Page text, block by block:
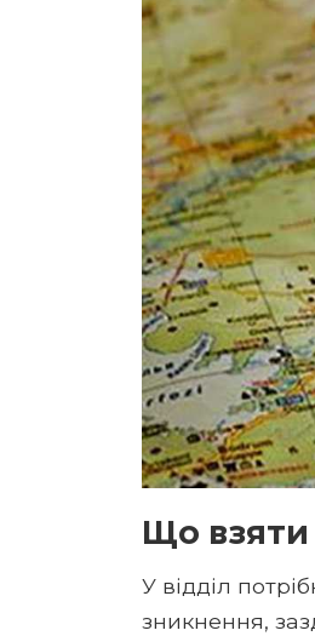
Що
У відділ
зникнення,